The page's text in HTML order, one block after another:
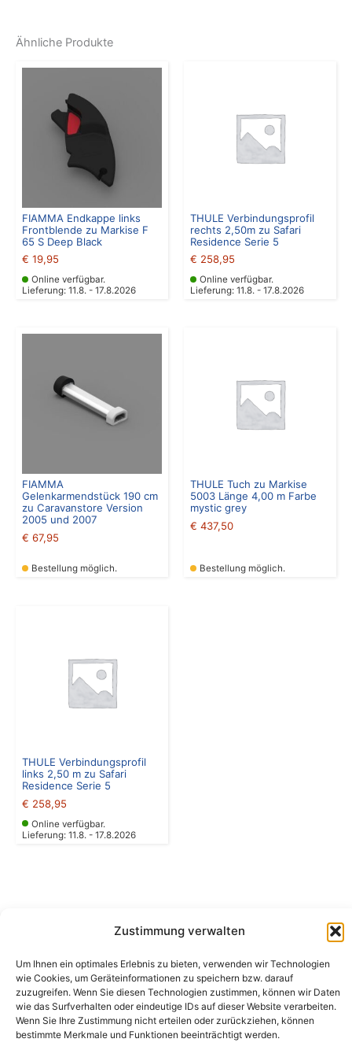
Zustimmung verwalten
Um Ihnen ein optimales Erlebnis zu bieten, verwenden wir Technologien
wie Cookies, um Geräteinformationen zu speichern bzw. darauf
zuzugreifen. Wenn Sie diesen Technologien zustimmen, können wir Daten
wie das Surfverhalten oder eindeutige IDs auf dieser Website verarbeiten.
Wenn Sie Ihre Zustimmung nicht erteilen oder zurückziehen, können
bestimmte Merkmale und Funktionen beeinträchtigt werden.
Ähnliche Produkte
FIAMMA Endkappe links
Frontblende zu Markise F
65 S Deep Black
€ 19,95
Online verfügbar.
Lieferung: 11.8. - 17.8.2026
THULE Verbindungsprofil
rechts 2,50m zu Safari
Residence Serie 5
€ 258,95
Online verfügbar.
Lieferung: 11.8. - 17.8.2026
FIAMMA
Gelenkarmendstück 190 cm
zu Caravanstore Version
2005 und 2007
€ 67,95
Bestellung möglich.
THULE Tuch zu Markise
5003 Länge 4,00 m Farbe
mystic grey
€ 437,50
Bestellung möglich.
THULE Verbindungsprofil
links 2,50 m zu Safari
Residence Serie 5
€ 258,95
Online verfügbar.
Lieferung: 11.8. - 17.8.2026
Camping Bergler GmbH
Peter-Leardi-Weg 4, 8054 Graz
Steiermark / Österreich​
+43 316 225711 ​ •info@campingbergler.at​
Impressum
AGB